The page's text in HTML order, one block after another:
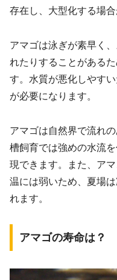
存在し、大型化する場合
アマゴは泳ぎが素早く
れたりすることがある
す。水質が悪化しやす
が必要になります。
アマゴは自然界で流れ
槽飼育では強めの水流
現できます。また、ア
温には弱いため、夏場
れます。
アマゴの寿命は？